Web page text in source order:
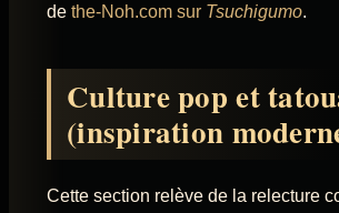
de the-Noh.com sur Tsuchigumo.
Culture pop et
(inspiration
Cette section relève de la relecture